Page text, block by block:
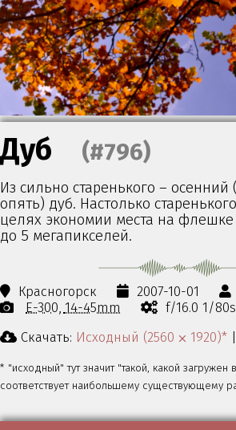
Дуб (#796)
Из сильно старенького – осенний
опять) дуб. Настолько
целях экономии места на
до 5 мегапикселей.
Красногорск 2007-10-01
E-300 14-45mm
f/16.0 1/
Скачать: Исходный (2560 ⨉ 1920)* |
* "исходный" тут значит "такой, какой загружен
соответствует наибольшему существующему